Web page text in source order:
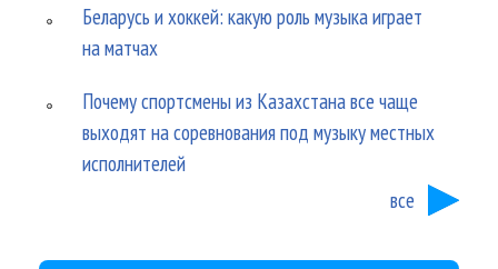
Беларусь и хоккей: какую роль музыка играет
на матчах
Почему спортсмены из Казахстана все чаще
выходят на соревнования под музыку местных
исполнителей
все